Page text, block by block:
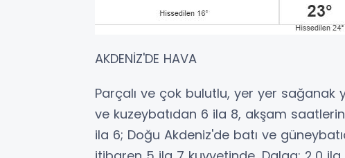
AKDENİZ'DE HAVA
Parçalı ve çok bulutlu, yer yer sağanak
ve kuzeybatıdan 6 ila 8, akşam
ila 6; Doğu Akdeniz'de batı ve